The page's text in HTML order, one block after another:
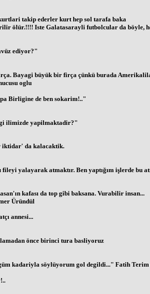
takip ederler kurt hep sol tarafa baka
ölür.!!!! Iste Galatasarayli futbolcular da
ediyor?"
Bayagi büyük bir firça çünkü burada
oglu
Birligine de ben sokarim!.."
ilimizde yapilmaktadir?"
iktidar' da kalacaktik.
yalayarak atmaktır. Ben yaptığım işlerde bu
kafası da top gibi baksana. Vurabilir insan...
Üründül
annesi...
önce birinci tura basliyoruz
kadariyla söylüyorum gol degildi..." Fatih